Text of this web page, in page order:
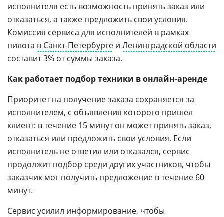
исполнителя есть возможность принять заказ или
отказаться, а также предложить свои условия.
Комиссия сервиса для исполнителей в рамках
пилота в Санкт-Петербурге и Ленинградской области
составит 3% от суммы заказа.
Как работает подбор техники в онлайн-аренде
Приоритет на получение заказа сохраняется за
исполнителем, с объявления которого пришел
клиент: в течение 15 минут он может принять заказ,
отказаться или предложить свои условия. Если
исполнитель не ответил или отказался, сервис
продолжит подбор среди других участников, чтобы
заказчик мог получить предложение в течение 60
минут.
Сервис усилил информирование, чтобы